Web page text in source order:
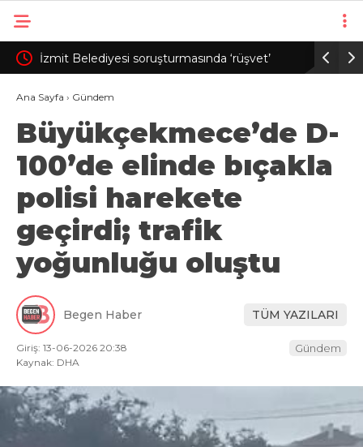
İzmit Belediyesi soruşturmasında ‘rüşvet’
iddiasına ilişkin görüntüler dosyaya girdi
Ana Sayfa › Gündem
Büyükçekmece’de D-
100’de elinde bıçakla
polisi harekete
geçirdi; trafik
yoğunluğu oluştu
Begen Haber TÜM YAZILARI
Giriş: 13-06-2026 20:38
Kaynak: DHA
Gündem